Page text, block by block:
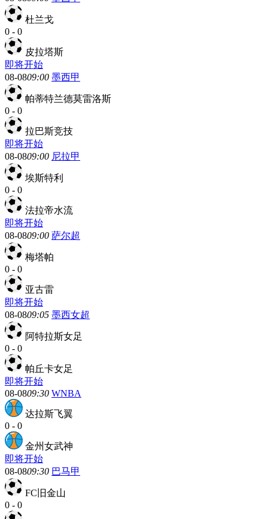
杜兰戈
0 - 0
皮拉塔斯
即将开始
08-0809:00 墨西甲
帕蒂特兰德莫雷洛斯
0 - 0
拉巴斯竞技
即将开始
08-0809:00 尼拉甲
埃斯特利
0 - 0
法拉帝水流
即将开始
08-0809:00 萨尔超
梅塔帕
0 - 0
亚古雷
即将开始
08-0809:05 墨西女超
阿特拉斯女足
0 - 0
帕丘卡女足
即将开始
08-0809:30 WNBA
达拉斯飞翼
0 - 0
金州女武神
即将开始
08-0809:30 巴马甲
FC旧金山
0 - 0